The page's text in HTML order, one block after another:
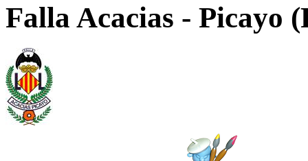
Falla Acacias - Picayo